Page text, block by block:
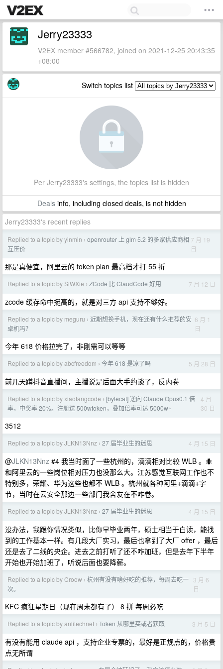
Jerry23333
V2EX member #566782, joined on 2021-12-25 20:43:35
+08:00
Switch topics list
Per Jerry23333's settings, the topics list is hidden
Dealsinfo, including closed deals, is not hidden
Jerry23333's recent replies
Replied to a topic by yinmin › openrouter 上 glm 5.2 的多家供应商相
互压价
7 月 19
日
那是真便宜，阿里云的 token plan 最高档才打 55 折
Replied to a topic by SiWXie › ZCode 比 ClaudCode 好用 7 月 12 日
zcode 缓存命中挺高的，就是对三方 api 支持不够好。
Replied to a topic by meguru › 近期想换手机，现在还有什么推荐的安
卓机吗？
6 月 1
日
今年 618 价格拉完了，非刚需可以等等
Replied to a topic by abcfreedom › 今年 618 是凉了吗 5 月 28 日
前几天蹲抖音直播间，主播说是后面大手约谈了，反内卷
Replied to a topic by xiaofangcode › [bytecat] 逆向 Claude Opus0.1 倍
率，中奖率 20%。注册送 500wtoken，叠加倍率可达 5000w~
4 月
30 日
3512
Replied to a topic by JLKN13Nnz › 27 届毕业生的迷思 4 月 15 日
@JLKN13Nnz #4 我当时面了一些杭州的，滴滴相对比较 WLB 。🐜
和阿里云的一些岗位相对压力也没那么大。江苏感觉互联网工作也不
特别多，荣耀、华为这些也都不 WLB 。杭州就各种阿里+滴滴+字
节，当时在云安全那边一些部门我舍友在不咋卷。
Replied to a topic by JLKN13Nnz › 27 届毕业生的迷思 4 月 15 日
没办法，我跟你情况类似，比你早毕业两年，硕士相当于白读，能找
到的工作基本一样。有几段大厂实习，最后也拿到了大厂 offer ，最后
还是去了二线的央企。进去之前打听了还不咋加班，但是去年下半年
开始也开始加班了，听说后面也要降薪。
Replied to a topic by Croow › 杭州有没有啥好吃的推荐，每周去吃一
次。
3 月 6
日
KFC 疯狂星期日（现在周末都有了） 8 拼 每周必吃
Replied to a topic by anlitechnet › Token 从哪里买或者获取 3 月 5 日
有没有能用 claude api ，支持企业专票的，最好是正规点的，价格贵
点无所谓